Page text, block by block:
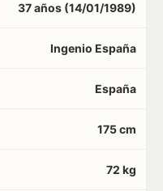
37 años (14/01/1989)
Ingenio España
España
175 cm
72 kg